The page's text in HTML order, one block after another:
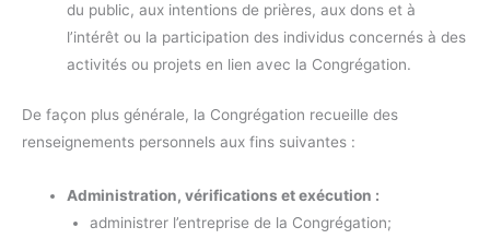
du public, aux intentions de prières, aux dons et à
l’intérêt ou la participation des individus concernés à des
activités ou projets en lien avec la Congrégation.
De façon plus générale, la Congrégation recueille des
renseignements personnels aux fins suivantes :
Administration, vérifications et exécution :
administrer l’entreprise de la Congrégation;